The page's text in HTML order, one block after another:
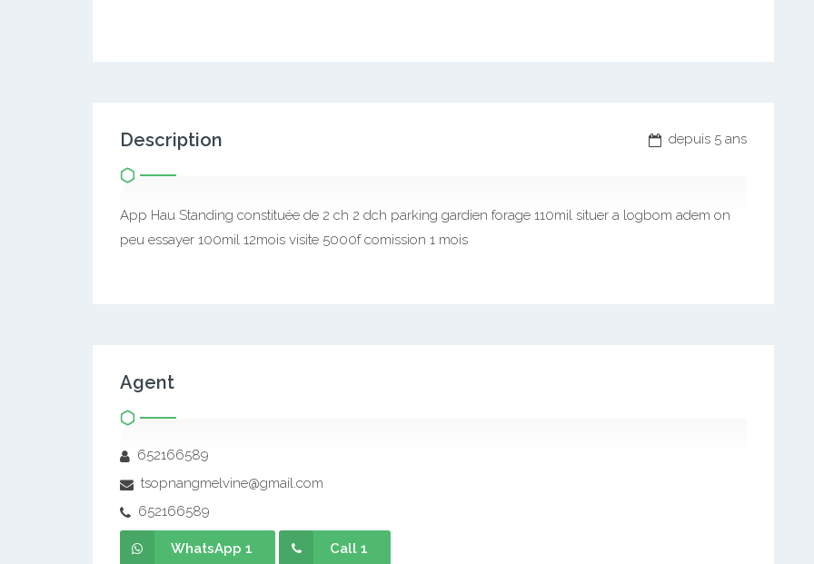
depuis 5 ans
Description
App Hau Standing constituée de 2 ch 2 dch parking gardien forage 110mil situer a logbom adem on
peu essayer 100mil 12mois visite 5000f comission 1 mois
Agent
652166589
tsopnangmelvine@gmail.com
652166589
WhatsApp 1 Call 1